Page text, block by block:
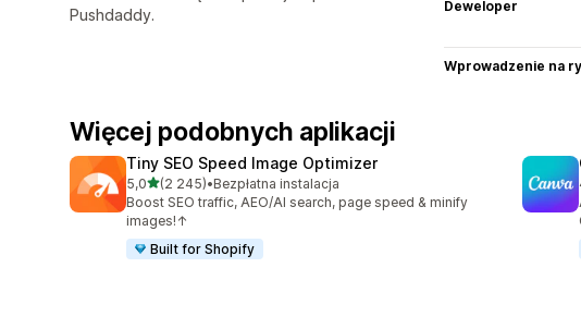
Pushdaddy.
Deweloper
Wprowadzenie na
Więcej podobnych aplikacji
Tiny SEO Speed Image Optimizer
5,0na 5 gwiazdek
(2 245)
Łączna liczba recenzji: 2245
•Bezpłatna instalacja
Boost SEO traffic, AEO/AI search, page speed & minify
images!↑
Built for Shopify